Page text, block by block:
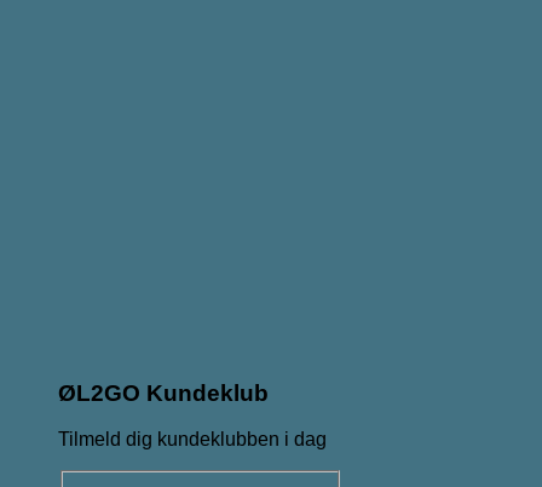
ØL2GO Kundeklub
Tilmeld dig kundeklubben i dag